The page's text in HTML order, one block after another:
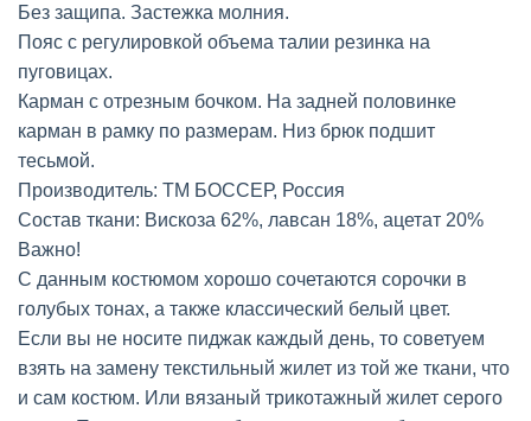
Без защипа. Застежка молния.
Пояс с регулировкой объема талии резинка на
пуговицах.
Карман с отрезным бочком. На задней половинке
карман в рамку по размерам. Низ брюк подшит
тесьмой.
Производитель: ТМ БОССЕР, Россия
Состав ткани: Вискоза 62%, лавсан 18%, ацетат 20%
Важно!
С данным костюмом хорошо сочетаются сорочки в
голубых тонах, а также классический белый цвет.
Если вы не носите пиджак каждый день, то советуем
взять на замену текстильный жилет из той же ткани, что
и сам костюм. Или вязаный трикотажный жилет серого